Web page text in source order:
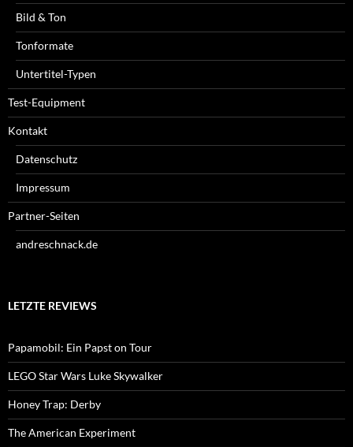
Bild & Ton
Tonformate
Untertitel-Typen
Test-Equipment
Kontakt
Datenschutz
Impressum
Partner-Seiten
andreschnack.de
LETZTE REVIEWS
Papamobil: Ein Papst on Tour
LEGO Star Wars Luke Skywalker
Honey Trap: Derby
The American Experiment